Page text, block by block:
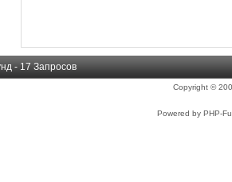
- 17 Запросов
Copyright ©
Powered by PHP-